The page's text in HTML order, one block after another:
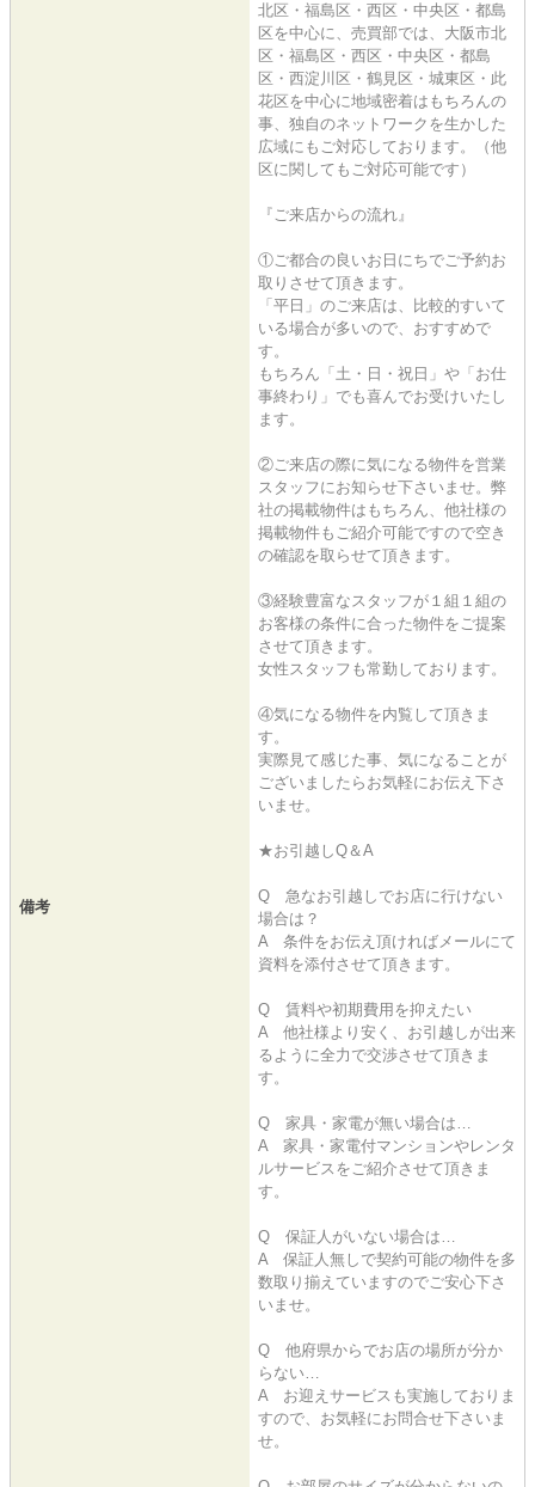
備考
北区・福島区・西区・中央区・都島
区を中心に、売買部では、大阪市北
区・福島区・西区・中央区・都島
区・西淀川区・鶴見区・城東区・此
花区を中心に地域密着はもちろんの
事、独自のネットワークを生かした
広域にもご対応しております。（他
区に関してもご対応可能です）
『ご来店からの流れ』
①ご都合の良いお日にちでご予約お
取りさせて頂きます。
「平日」のご来店は、比較的すいて
いる場合が多いので、おすすめで
す。
もちろん「土・日・祝日」や「お仕
事終わり」でも喜んでお受けいたし
ます。
②ご来店の際に気になる物件を営業
スタッフにお知らせ下さいませ。弊
社の掲載物件はもちろん、他社様の
掲載物件もご紹介可能ですので空き
の確認を取らせて頂きます。
③経験豊富なスタッフが１組１組の
お客様の条件に合った物件をご提案
させて頂きます。
女性スタッフも常勤しております。
④気になる物件を内覧して頂きま
す。
実際見て感じた事、気になることが
ございましたらお気軽にお伝え下さ
いませ。
★お引越しQ＆A
Q 急なお引越しでお店に行けない
場合は？
A 条件をお伝え頂ければメールにて
資料を添付させて頂きます。
Q 賃料や初期費用を抑えたい
A 他社様より安く、お引越しが出来
るように全力で交渉させて頂きま
す。
Q 家具・家電が無い場合は…
A 家具・家電付マンションやレンタ
ルサービスをご紹介させて頂きま
す。
Q 保証人がいない場合は…
A 保証人無しで契約可能の物件を多
数取り揃えていますのでご安心下さ
いませ。
Q 他府県からでお店の場所が分か
らない…
A お迎えサービスも実施しておりま
すので、お気軽にお問合せ下さいま
せ。